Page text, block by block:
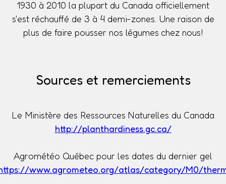
1930 à 2010 la plupart du Canada officiellement
s'est réchauffé de 3 à 4 demi-zones. Une raison de
plus de faire pousser nos légumes chez nous!
Sources et remerciements
Le Ministère des Ressources Naturelles du Canada
http://planthardiness.gc.ca/
Agrométéo Québec pour les dates du dernier gel
www.agrometeo.org/atlas/category/M0/